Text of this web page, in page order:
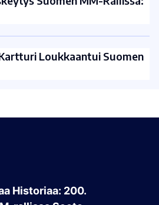
Loukkaantui Suomen
Historiaa: 200.